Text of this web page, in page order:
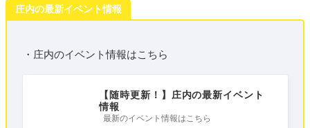
庄内の最新イベント情報
・庄内のイベント情報はこちら
【随時更新！】庄内の最新イベント
情報
最新のイベント情報はこちら